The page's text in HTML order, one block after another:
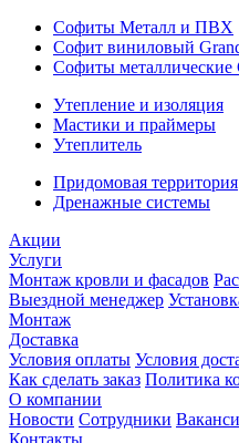
Софиты Металл и ПВХ
Софит виниловый
Софиты металлические
Утепление и изоляция
Мастики и праймеры
Утеплитель
Придомовая территория
Дренажные системы
Акции
Услуги
Монтаж кровли и фасадов
Выездной менеджер
Монтаж
Доставка
Условия оплаты Условия
Как сделать заказ Политика
О компании
Новости Сотрудники
Контакты